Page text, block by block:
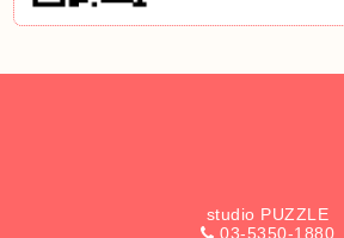
studio PUZZLE
03-5350-1880